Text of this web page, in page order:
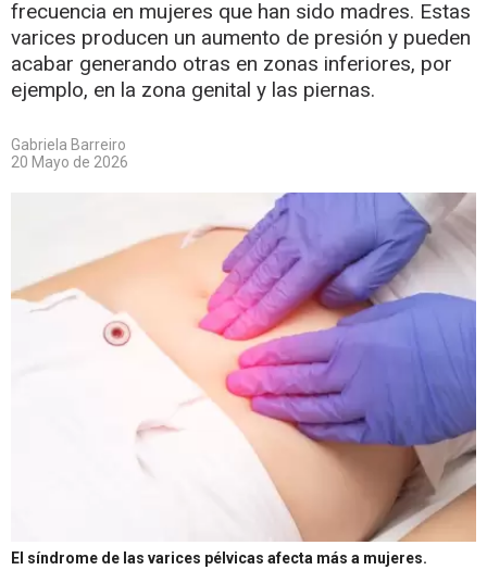
frecuencia en mujeres que han sido madres. Estas
varices producen un aumento de presión y pueden
acabar generando otras en zonas inferiores, por
ejemplo, en la zona genital y las piernas.
Gabriela Barreiro
20 Mayo de 2026
El síndrome de las varices pélvicas afecta más a mujeres.